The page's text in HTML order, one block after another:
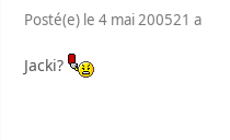
Posté(e) le 4 mai 200521 a
Jacki?